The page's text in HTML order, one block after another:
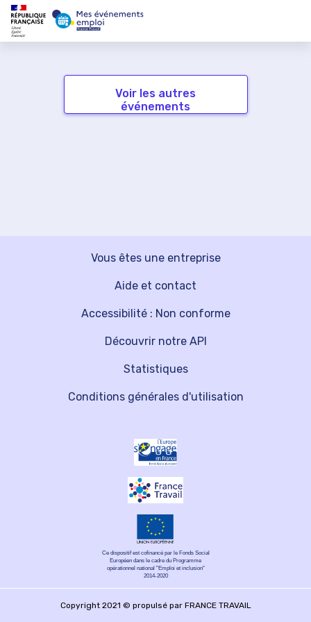
Voir les autres
événements
Vous êtes une entreprise
Découvrir notre API
Aide et contact
Statistiques
Accessibilité : Non conforme
Conditions générales d'utilisation
Ce dispositif est cofinancé par le Fonds Social
Européen dans le cadre du Programme
opérationnel national "Emploi et inclusion"
2014-2020
Copyright 2021 © propulsé par FRANCE TRAVAIL